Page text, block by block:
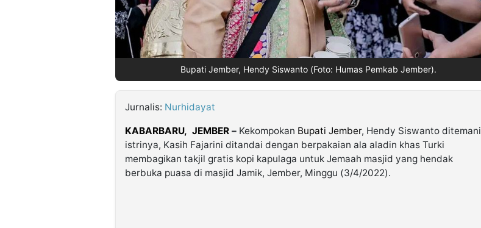
Bupati Jember, Hendy Siswanto (Foto: Humas Pemkab Jember).
Jurnalis: Nurhidayat
KABARBARU, JEMBER – Kekompokan Bupati Jember, Hendy Siswanto ditemani
istrinya, Kasih Fajarini ditandai dengan berpakaian ala aladin khas Turki
membagikan takjil gratis kopi kapulaga untuk Jemaah masjid yang hendak
berbuka puasa di masjid Jamik, Jember, Minggu (3/4/2022).